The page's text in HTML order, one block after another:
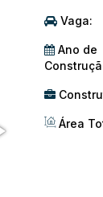
Vaga:
Ano de
Área